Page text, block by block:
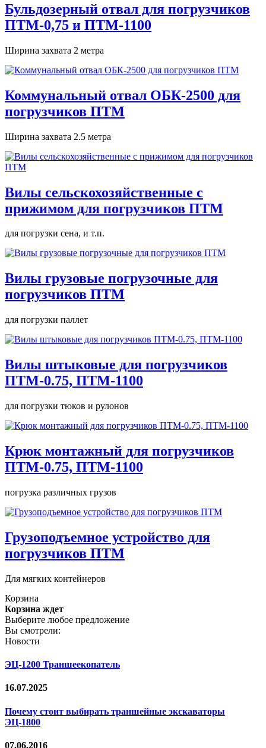
Бульдозерный отвал для погрузчиков
ПТМ-0,75 и ПТМ-1100
Ширина захвата 2 метра
Коммунальный отвал ОБК-2500 для
погрузчиков ПТМ
Ширина захвата 2.5 метра
Вилы сельскохозяйственные с
прижимом для погрузчиков ПТМ
для погрузки сена, и т.п.
Вилы грузовые погрузочные для
погрузчиков ПТМ
для погрузки паллет
Вилы штыковые для погрузчиков
ПТМ-0.75, ПТМ-1100
для погрузки тюков и рулонов
Крюк монтажный для погрузчиков
ПТМ-0.75, ПТМ-1100
погрузка различных грузов
Грузоподъемное устройство для
погрузчиков ПТМ
Для мягких контейнеров
Корзина
Корзина ждет
Выберите любое предложение
Вы смотрели:
Новости
ЭЦ-1200 Траншеекопатель
16.07.2025
Почему стоит выбирать траншейные экскаваторы
ЭЦ-1800
07.06.2016